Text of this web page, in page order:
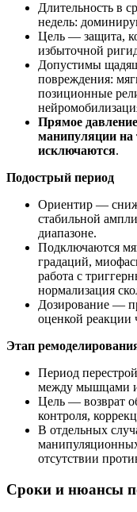
Длительность в
недель:
Цель — защита,
избыточной
Допустимы
повреждения:
позиционные
Прямое
манипуляции на
исключаются.
Подострый период
Ориентир —
стабильной
диапазоне.
Подключаются
градаций,
работа с
нормализация
Дозирование —
оценкой реакции
Этап
Период
между мышцами
Цель — возврат
контроля,
В отдельных
отсутствии
Сроки и нюансы